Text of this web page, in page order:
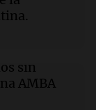
con Inter
del
sin
AMBA